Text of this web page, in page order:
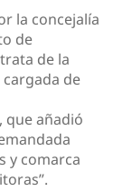
la concejalía
de
de la
cargada de
que añadió
y comarca